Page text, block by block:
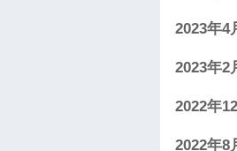
2023年4
2023年2
2022年
2022年8